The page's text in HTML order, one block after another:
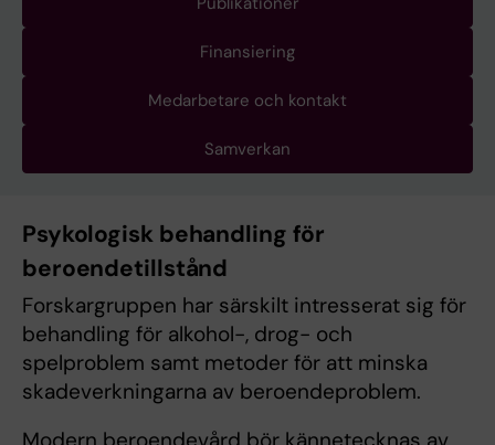
Finansiering
Medarbetare och kontakt
Samverkan
Psykologisk behandling för
beroendetillstånd
Forskargruppen har särskilt intresserat sig för
behandling för alkohol-, drog- och
spelproblem samt metoder för att minska
skadeverkningarna av beroendeproblem.